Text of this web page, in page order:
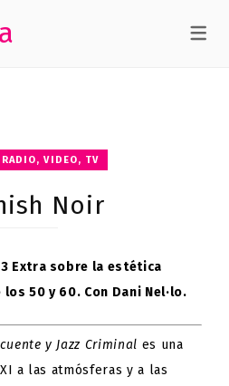
RADIO, VIDEO, TV
Noir
Extra sobre la estética
los 50 y 60. Con Dani Nel·lo.
y Jazz Criminal es una
a las atmósferas y a las